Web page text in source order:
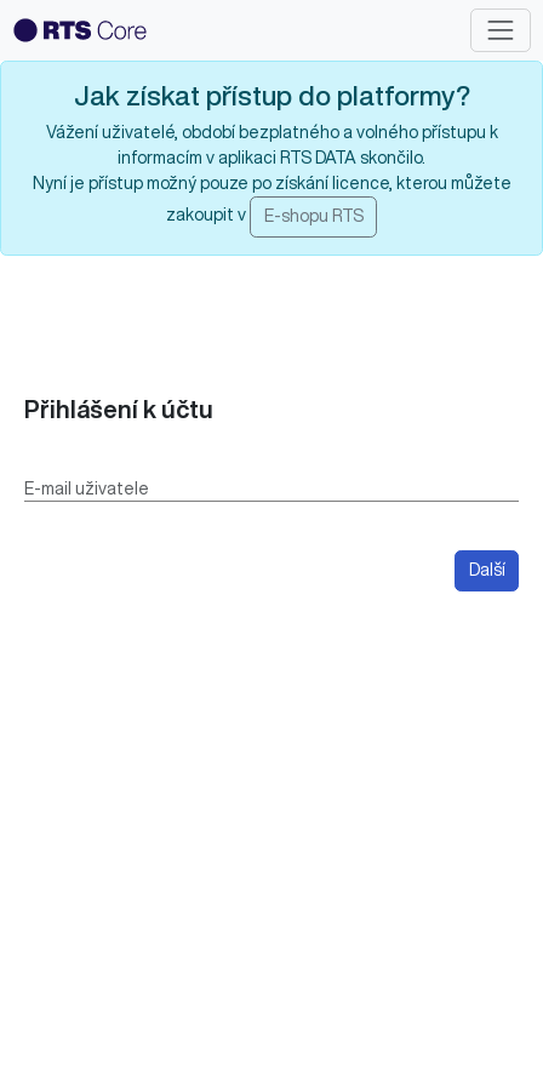
Jak získat přístup do platformy?
Vážení uživatelé, období bezplatného a volného přístupu k
informacím v aplikaci RTS DATA skončilo.
Nyní je přístup možný pouze po získání licence, kterou můžete
zakoupit v
E-shopu RTS
Přihlášení k účtu